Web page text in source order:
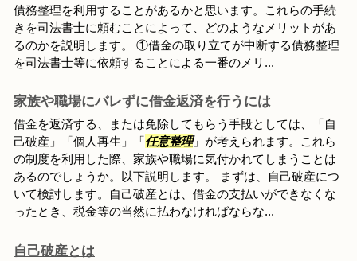
債務整理を利用することがあるかと思います。これらの手続
きを司法書士に頼むことによって、どのようなメリットがあ
るのかを説明します。 ①借金の取り立てが中断する債務整理
を司法書士等に依頼することによる一番のメリ...
家族や職場にバレずに借金返済を行うには
借金を返済する、または免除してもらう手段としては、「自
己破産」「個人再生」「任意整理」が考えられます。これら
の制度を利用した際、家族や職場に気付かれてしまうことは
あるのでしょうか。以下説明します。 まずは、自己破産につ
いて検討します。自己破産とは、借金の支払いができなくな
ったとき、税金等の当然に払わなければならな...
自己破産とは